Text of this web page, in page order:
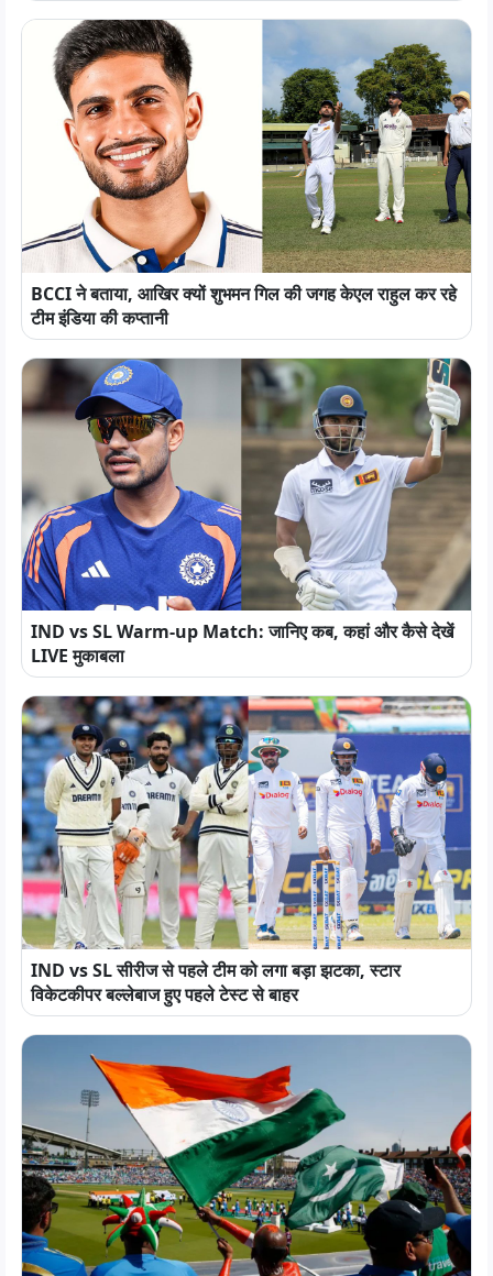
BCCI ने बताया, आखिर क्यों शुभमन गिल की जगह केएल राहुल कर रहे
टीम इंडिया की कप्तानी
IND vs SL Warm-up Match: जानिए कब, कहां और कैसे देखें
LIVE मुकाबला
IND vs SL सीरीज से पहले टीम को लगा बड़ा झटका, स्टार
विकेटकीपर बल्लेबाज हुए पहले टेस्ट से बाहर